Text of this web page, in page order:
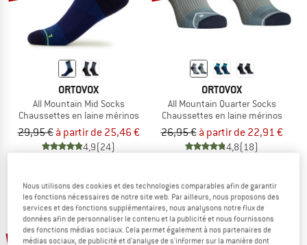
ORTOVOX
All Mountain Mid Socks
Chaussettes en laine mérinos
29,95 € à partir de 25,46 €
4,9(24)
ORTOVOX
All Mountain Quarter Socks
Chaussettes en laine mérinos
26,95 € à partir de 22,91 €
4,8(18)
-15 % Jusqu'à -20 %
Nous utilisons des cookies et des technologies comparables afin de garantir
les fonctions nécessaires de notre site web. Par ailleurs, nous proposons des
services et des fonctions supplémentaires, nous analysons notre flux de
données afin de personnaliser le contenu et la publicité et nous fournissons
des fonctions médias sociaux. Cela permet également à nos partenaires de
médias sociaux, de publicité et d'analyse de s'informer sur la manière dont